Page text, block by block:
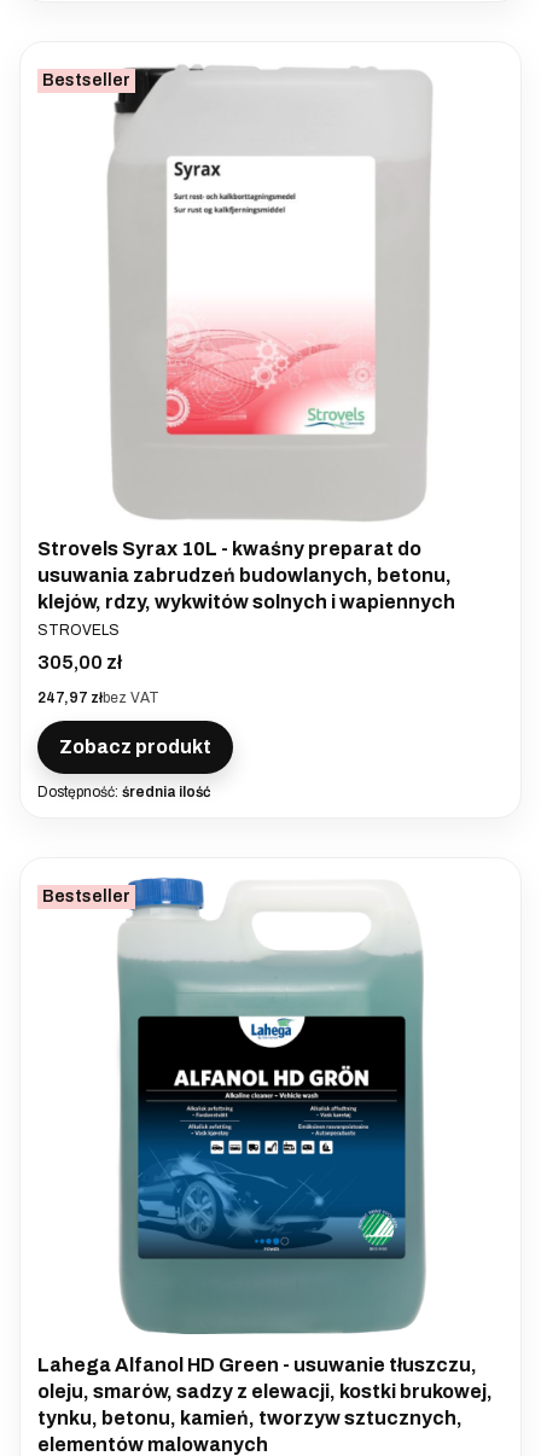
Bestseller
Strovels Syrax 10L - kwaśny preparat do
usuwania zabrudzeń budowlanych, betonu,
klejów, rdzy, wykwitów solnych i wapiennych
PRODUCENT
STROVELS
Cena
305,00 zł
Cena
247,97 złbez VAT
Zobacz produkt
Dostępność: średnia ilość
Bestseller
Lahega Alfanol HD Green - usuwanie tłuszczu,
oleju, smarów, sadzy z elewacji, kostki brukowej,
tynku, betonu, kamień, tworzyw sztucznych,
elementów malowanych